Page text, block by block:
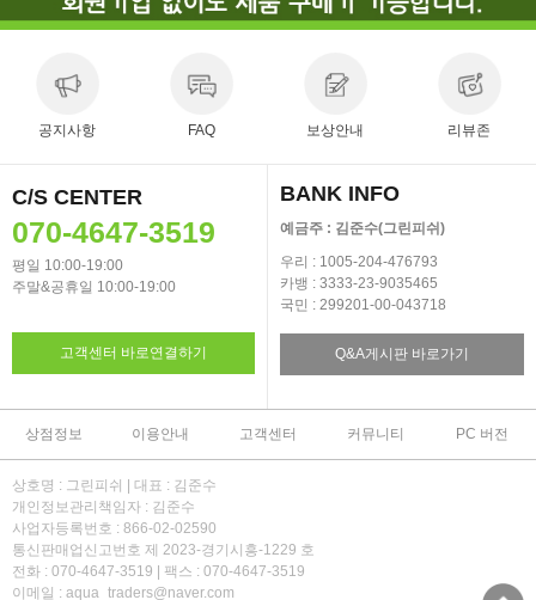
공지사항 FAQ 보상안내 리뷰존
C/S CENTER
070-4647-3519
평일 10:00-19:00
주말&공휴일 10:00-19:00
고객센터 바로연결하기
BANK INFO
예금주 : 김준수(그린피쉬)
우리 : 1005-204-476793
카뱅 : 3333-23-9035465
국민 : 299201-00-043718
Q&A게시판 바로가기
상점정보 이용안내 고객센터 커뮤니티 PC 버전
상호명 : 그린피쉬 | 대표 : 김준수
개인정보관리책임자 : 김준수
사업자등록번호 : 866-02-02590
통신판매업신고번호 제 2023-경기시흥-1229 호
전화 : 070-4647-3519 | 팩스 : 070-4647-3519
이메일 : aqua_traders@naver.com